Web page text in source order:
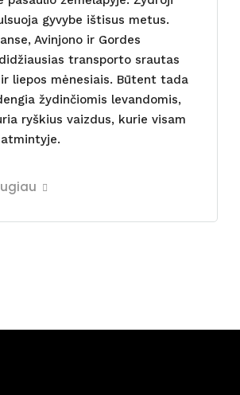
gyvybe ištisus metus.
Avinjono ir Gordes
transporto srautas
liepos mėnesiais. Būtent tada
žydinčiomis levandomis,
ryškius vaizdus, kurie visam